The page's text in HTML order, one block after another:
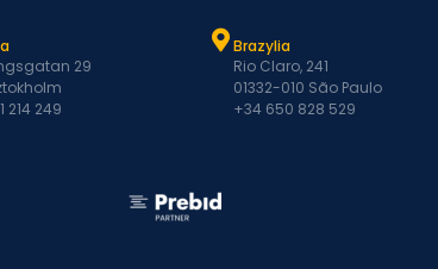
29
214 249
Brazylia
Rio Claro, 241
01332-010 São Paulo
+34 650 828 529